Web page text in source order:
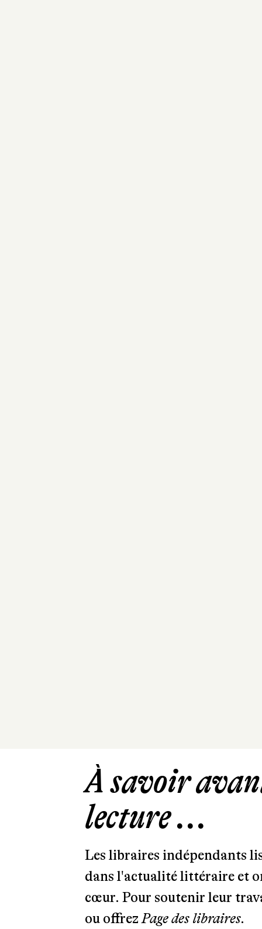
À savoir
lecture ...
Les libraires indépendants
dans l'actualité littéraire et
cœur. Pour soutenir leur
ou offrezPage des libraires.